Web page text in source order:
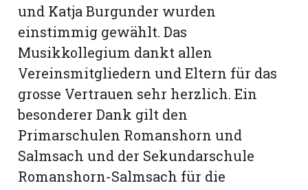
und Katja Burgunder wurden
einstimmig gewählt. Das
Musikkollegium dankt allen
Vereinsmitgliedern und Eltern für das
grosse Vertrauen sehr herzlich. Ein
besonderer Dank gilt den
Primarschulen Romanshorn und
Salmsach und der Sekundarschule
Romanshorn-Salmsach für die